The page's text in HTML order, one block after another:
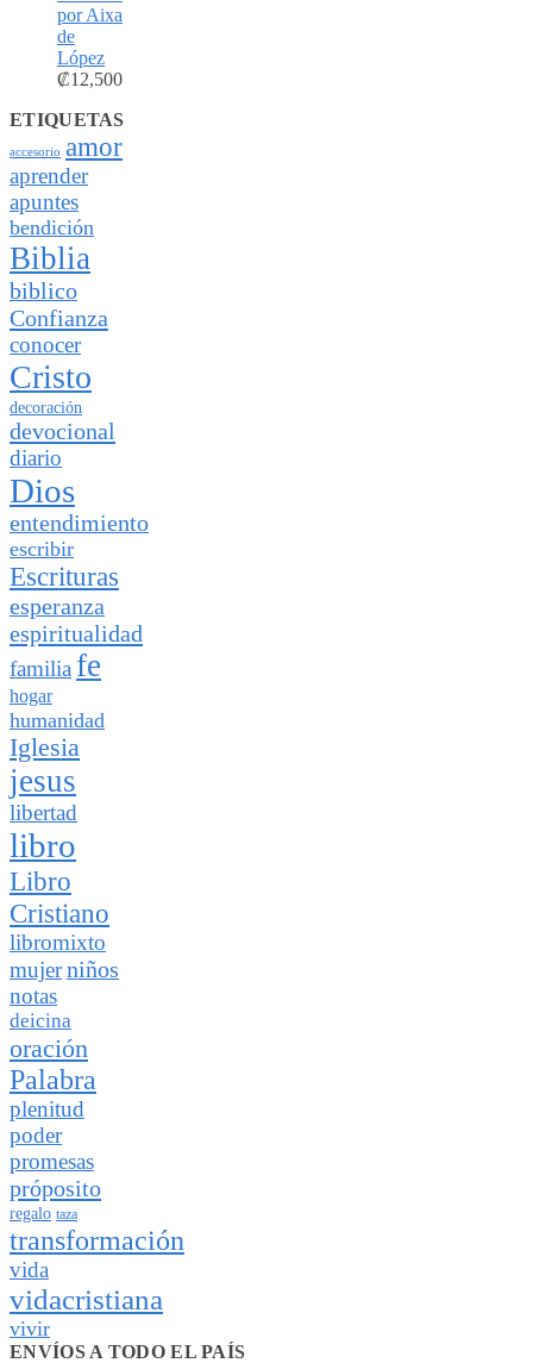
por Aixa
de
López
₡12,500
ETIQUETAS
accesorio amor
aprender
apuntes
bendición
Biblia
biblico
Confianza
conocer
Cristo
decoración
devocional
diario
Dios
entendimiento
escribir
Escrituras
esperanza
espiritualidad
familia fe
hogar
humanidad
Iglesia
jesus
libertad
libro
Libro
Cristiano
libromixto
mujerniños
notas
deicina
oración
Palabra
plenitud
poder
promesas
próposito
regalo taza
transformación
vida
vidacristiana
vivir
ENVÍOS A TODO EL PAÍS